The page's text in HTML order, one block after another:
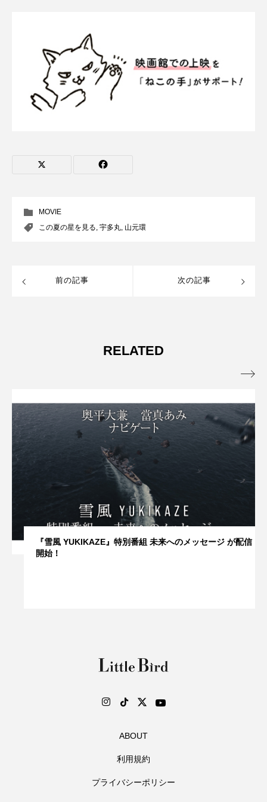
MOVIE
この夏の星を見る, 宇多丸, 山元環
前の記事 次の記事
RELATED
『雪風 YUKIKAZE』特別番組 未来へのメッセージ が配信
開始！

ABOUT
利用規約
プライバシーポリシー